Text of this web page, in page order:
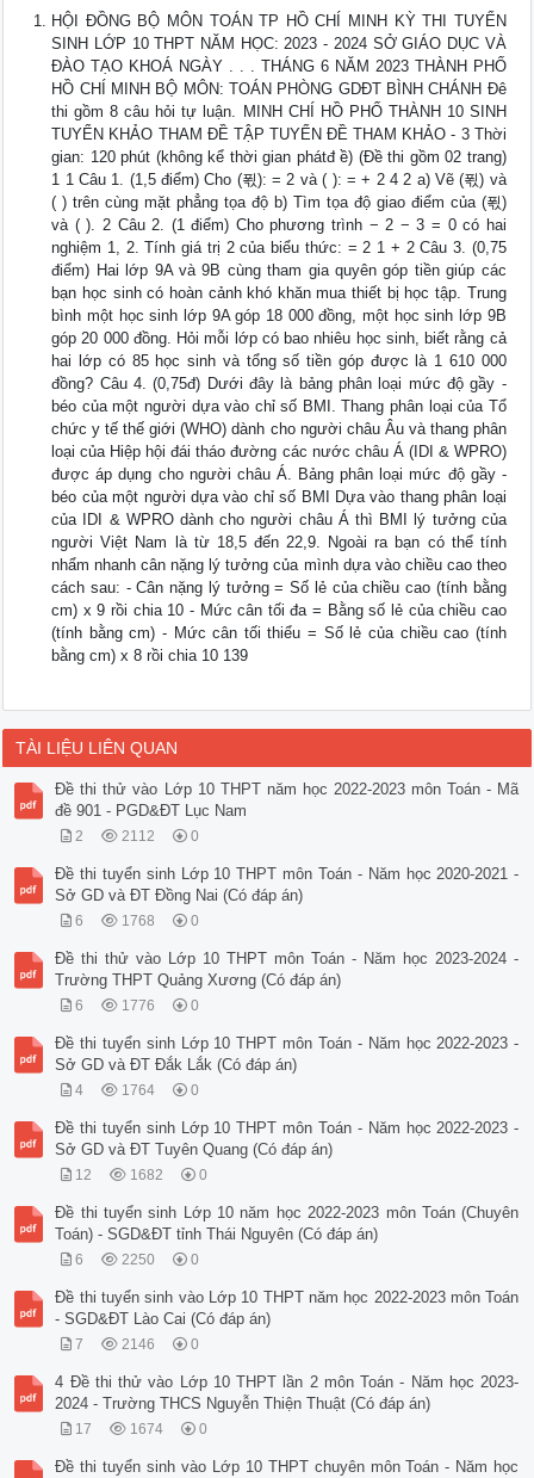
HỘI ĐỒNG BỘ MÔN TOÁN TP HỒ CHÍ MINH KỲ THI TUYỂN
SINH LỚP 10 THPT NĂM HỌC: 2023 - 2024 SỞ GIÁO DỤC VÀ
ĐÀO TẠO KHOÁ NGÀY . . . THÁNG 6 NĂM 2023 THÀNH PHỐ
HỒ CHÍ MINH BỘ MÔN: TOÁN PHÒNG GDĐT BÌNH CHÁNH Đê
thi gồm 8 câu hỏi tự luận. MINH CHÍ HỒ PHỐ THÀNH 10 SINH
TUYỂN KHẢO THAM ĐỀ TẬP TUYỂN ĐỀ THAM KHẢO - 3 Thời
gian: 120 phút (không kể thời gian phátđ ề) (Đề thi gồm 02 trang)
1 1 Câu 1. (1,5 điểm) Cho (푃): = 2 và ( ): = + 2 4 2 a) Vẽ (푃) và
( ) trên cùng mặt phẳng tọa độ b) Tìm tọa độ giao điểm của (푃)
và ( ). 2 Câu 2. (1 điểm) Cho phương trình − 2 − 3 = 0 có hai
nghiệm 1, 2. Tính giá trị 2 của biểu thức: = 2 1 + 2 Câu 3. (0,75
điểm) Hai lớp 9A và 9B cùng tham gia quyên góp tiền giúp các
bạn học sinh có hoàn cảnh khó khăn mua thiết bị học tập. Trung
bình một học sinh lớp 9A góp 18 000 đồng, một học sinh lớp 9B
góp 20 000 đồng. Hỏi mỗi lớp có bao nhiêu học sinh, biết rằng cả
hai lớp có 85 học sinh và tổng số tiền góp được là 1 610 000
đồng? Câu 4. (0,75đ) Dưới đây là bảng phân loại mức độ gầy -
béo của một người dựa vào chỉ số BMI. Thang phân loại của Tổ
chức y tế thế giới (WHO) dành cho người châu Âu và thang phân
loại của Hiệp hội đái tháo đường các nước châu Á (IDI & WPRO)
được áp dụng cho người châu Á. Bảng phân loại mức độ gầy -
béo của một người dựa vào chỉ số BMI Dựa vào thang phân loại
của IDI & WPRO dành cho người châu Á thì BMI lý tưởng của
người Việt Nam là từ 18,5 đến 22,9. Ngoài ra bạn có thể tính
nhẩm nhanh cân nặng lý tưởng của mình dựa vào chiều cao theo
cách sau: - Cân nặng lý tưởng = Số lẻ của chiều cao (tính bằng
cm) x 9 rồi chia 10 - Mức cân tối đa = Bằng số lẻ của chiều cao
(tính bằng cm) - Mức cân tối thiểu = Số lẻ của chiều cao (tính
bằng cm) x 8 rồi chia 10 139
TÀI LIỆU LIÊN QUAN
Đề thi thử vào Lớp 10 THPT năm học 2022-2023 môn Toán - Mã
đề 901 - PGD&ĐT Lục Nam
2 2112 0
Đề thi tuyển sinh Lớp 10 THPT môn Toán - Năm học 2020-2021 -
Sở GD và ĐT Đồng Nai (Có đáp án)
6 1768 0
Đề thi thử vào Lớp 10 THPT môn Toán - Năm học 2023-2024 -
Trường THPT Quảng Xương (Có đáp án)
6 1776 0
Đề thi tuyển sinh Lớp 10 THPT môn Toán - Năm học 2022-2023 -
Sở GD và ĐT Đắk Lắk (Có đáp án)
4 1764 0
Đề thi tuyển sinh Lớp 10 THPT môn Toán - Năm học 2022-2023 -
Sở GD và ĐT Tuyên Quang (Có đáp án)
12 1682 0
Đề thi tuyển sinh Lớp 10 năm học 2022-2023 môn Toán (Chuyên
Toán) - SGD&ĐT tỉnh Thái Nguyên (Có đáp án)
6 2250 0
Đề thi tuyển sinh vào Lớp 10 THPT năm học 2022-2023 môn Toán
- SGD&ĐT Lào Cai (Có đáp án)
7 2146 0
4 Đề thi thử vào Lớp 10 THPT lần 2 môn Toán - Năm học 2023-
2024 - Trường THCS Nguyễn Thiện Thuật (Có đáp án)
17 1674 0
Đề thi tuyển sinh vào Lớp 10 THPT chuyên môn Toán - Năm học